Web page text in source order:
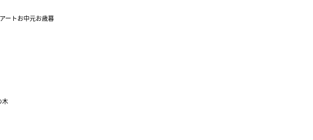
ートお中元お歳暮
木